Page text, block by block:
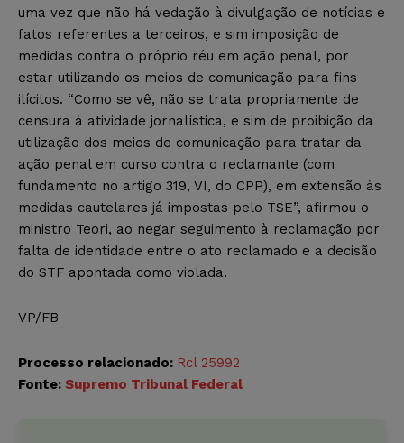
uma vez que não há vedação à divulgação de notícias e
fatos referentes a terceiros, e sim imposição de
medidas contra o próprio réu em ação penal, por
estar utilizando os meios de comunicação para fins
ilícitos. “Como se vê, não se trata propriamente de
censura à atividade jornalística, e sim de proibição da
utilização dos meios de comunicação para tratar da
ação penal em curso contra o reclamante (com
fundamento no artigo 319, VI, do CPP), em extensão às
medidas cautelares já impostas pelo TSE”, afirmou o
ministro Teori, ao negar seguimento à reclamação por
falta de identidade entre o ato reclamado e a decisão
do STF apontada como violada.
VP/FB
Processo relacionado: Rcl 25992
Fonte: Supremo Tribunal Federal